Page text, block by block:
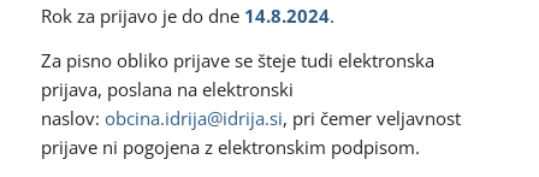
Rok za prijavo je do dne 14.8.2024.
Za pisno obliko prijave se šteje tudi elektronska
prijava, poslana na elektronski
naslov: obcina.idrija@idrija.si, pri čemer veljavnost
prijave ni pogojena z elektronskim podpisom.